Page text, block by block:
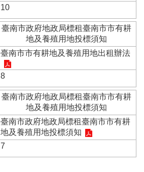
10
臺南市政府地政局標租臺南市市有耕
地及養殖用地投標須知
臺南市市有耕地及養殖用地出租辦法
8
臺南市政府地政局標租臺南市市有耕
地及養殖用地投標須知
臺南市政府地政局標租臺南市市有耕
地及養殖用地投標須知
7